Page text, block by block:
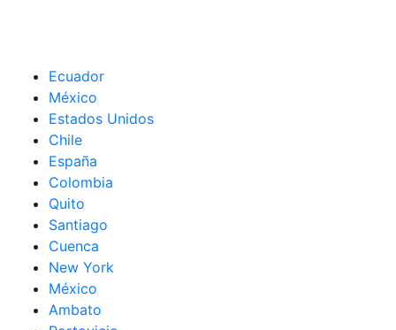
Ecuador
México
Estados Unidos
Chile
España
Colombia
Quito
Santiago
Cuenca
New York
México
Ambato